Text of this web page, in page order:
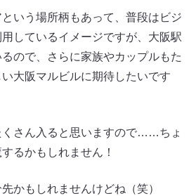
いう場所柄もあって、普段はビジ
しているイメージですが、大阪駅
ので、さらに家族やカップルもた
大阪マルビルに期待したいです
さん入ると思いますので……ちょ
るかもしれません！
かもしれませんけどね（笑）